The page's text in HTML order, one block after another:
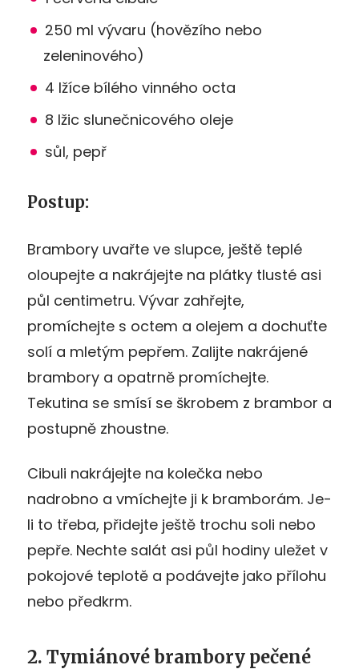
250 ml vývaru (hovězího nebo
zeleninového)
4 lžíce bílého vinného octa
8 lžic slunečnicového oleje
sůl, pepř
Postup:
Brambory uvařte ve slupce, ještě teplé
oloupejte a nakrájejte na plátky tlusté asi
půl centimetru. Vývar zahřejte,
promíchejte s octem a olejem a dochuťte
solí a mletým pepřem. Zalijte nakrájené
brambory a opatrně promíchejte.
Tekutina se smísí se škrobem z brambor a
postupně zhoustne.
Cibuli nakrájejte na kolečka nebo
nadrobno a vmíchejte ji k bramborám. Je-
li to třeba, přidejte ještě trochu soli nebo
pepře. Nechte salát asi půl hodiny uležet v
pokojové teplotě a podávejte jako přílohu
nebo předkrm.
2. Tymiánové brambory pečené